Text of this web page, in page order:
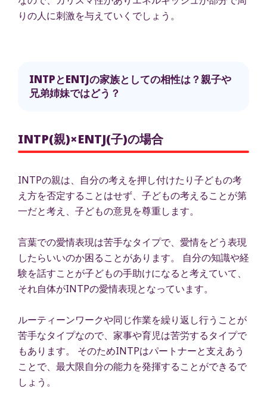
りの人に刺激を与えていくでしょう。
INTPとENTJの家族としての相性は？親子や
兄弟姉妹ではどう？
INTP(親)×ENTJ(子)の場合
INTPの親は、自分の考えを押し付けたり子どもの考
え方を否定することはせず、子どもの考えることが第
一だと考え、子どもの意見を尊重します。
言葉での愛情表現は苦手なタイプで、愛情をどう表現
したらいいのか困ることがあります。 自分の知識や経
験を話すことが子どもの手助けになると考えていて、
それ自体がINTPの愛情表現となっています。
ルーティーンワークや同じ作業を繰り返し行うことが
苦手なタイプなので、家事や育児は苦労するタイプで
もあります。 そのためINTPはパートナーと支えあう
ことで、最大限自分の能力を発揮することができるで
しょう。